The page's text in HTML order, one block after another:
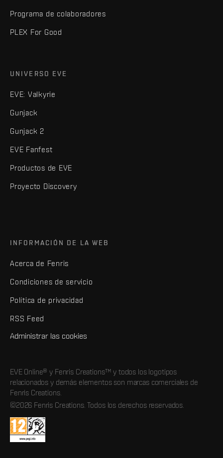
Programa de colaboradores
PLEX For Good
UNIVERSO EVE
EVE: Valkyrie
Gunjack
Gunjack 2
EVE Fanfest
Productos de EVE
Proyecto Discovery
INFORMACIÓN DE LA WEB
Acerca de Fenris
Condiciones de servicio
Política de privacidad
RSS Feed
Administrar las cookies
EVE Online® y Fenris Creations™ y todos los logotipos
relacionados y demás elementos son marcas comerciales de
Fenris Creations.
©2026 Fenris Creations. Todos los derechos reservados.